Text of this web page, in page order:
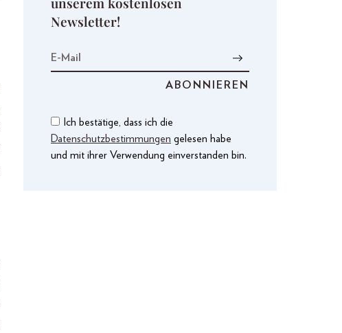
Newsletter!
Ich bestätige, dass ich die
Datenschutzbestimmungen gelesen habe
und mit ihrer Verwendung einverstanden bin.